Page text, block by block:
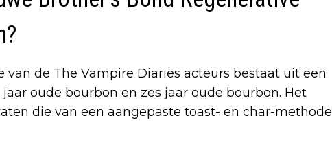
van de The Vampire Diaries acteurs bestaat uit een
oude bourbon en zes jaar oude bourbon. Het
die van een aangepaste toast- en char-methode